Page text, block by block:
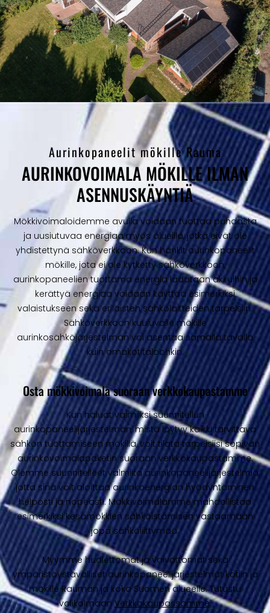
Aurinkopaneelit mökille Rauma
AURINKOVOIMALA MÖKILLE ILMAN
ASENNUSKÄYNTIÄ
Mökkivoimaloidemme avulla voidaan tuottaa puhdasta
ja uusiutuvaa energiaa myös alueilla, jotka eivät ole
yhdistettynä sähköverkkoon. Kun hankit aurinkopaneelit
mökille, jota ei ole kytketty sähköverkkoon,
aurinkopaneelien tuottama energia ladataan akkuihin ja
kerättyä energiaa voidaan käyttää esimerkiksi
valaistukseen sekä erilaisten sähkölaitteiden tarpeisiin.
Sähköverkkoon kuuluvalle mökille
aurinkosähköjärjestelmän voi asentaa samalla tavalla
kuin omakotitaloonkin.
Osta mökkivoimala suoraan verkkokaupastamme
Kun haluat valmiiksi suunnitellun
aurinkopaneelijärjestelmän, mistä löytyy kaikki tarvittava
sähkön tuottamiseen mökillä, voit tilata tarpeisiisi sopivan
aurinkovoimalapaketin suoraan verkkokaupastamme.
Olemme suunnitelleet valmiita aurinkopaneelijärjestelmiä,
jotta sinä voit aloittaa aurinkoenergian hyödyntäminen
helposti ja nopeasti. Mökkivoimalamme mahdollistaa
esimerkiksi kesämökkien sähköistämisen vastaamaan
jopa sähköliittymää.
Myymme huolettomat ja vaivattomat sekä
ympäristöystävälliset aurinkopaneelijärjestelmät kotiin ja
mökille Rauman ja koko Suomen alueelle. Tutustu
valikoimaanVerkkokaupassamme.